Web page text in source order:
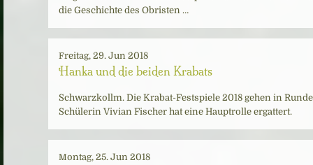
die Geschichte des Obristen …
Freitag, 29. Jun 2018
Hanka und die beiden Krabats
Schwarzkollm. Die Krabat-Festspiele 2018 gehen in
Schülerin Vivian Fischer hat eine Hauptrolle ergattert.
Montag, 25. Jun 2018